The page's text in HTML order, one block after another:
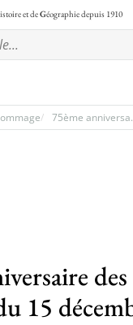
istoire et deGéographiedepuis 1910
et motions
de
75ème
des
15